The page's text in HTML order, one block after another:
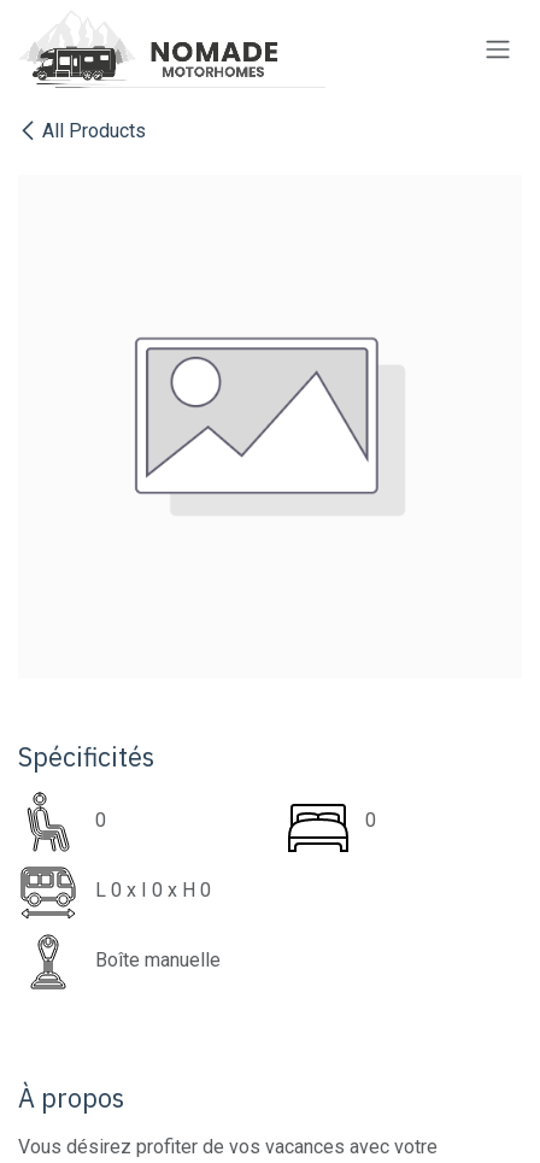
All Products
Spécificités
0 0
L 0 x I 0 x H 0
Boîte manuelle
À propos
Vous désirez profiter de vos vacances avec votre